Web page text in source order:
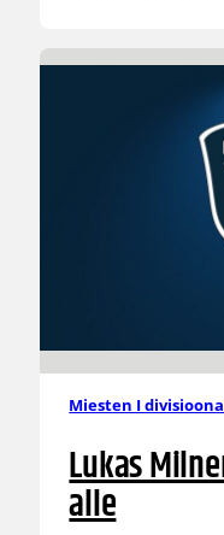
Miesten I
Lukas
alle